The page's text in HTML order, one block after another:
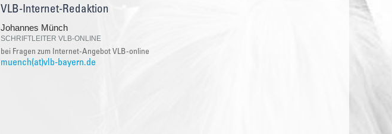
VLB-Internet-Redaktion
Johannes Münch
SCHRIFTLEITER VLB-ONLINE
bei Fragen zum Internet-Angebot VLB-online
muench(at)vlb-bayern.de